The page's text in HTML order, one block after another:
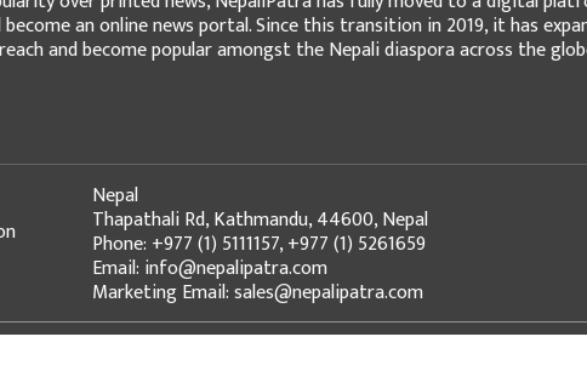
become an online news portal. Since this transition in 2019, it has
and become popular amongst the Nepali diaspora across the
Nepal
Thapathali Rd, Kathmandu, 44600, Nepal
Phone: +977 (1) 5111157, +977 (1) 5261659
Email: info@nepalipatra.com
Marketing Email: sales@nepalipatra.com